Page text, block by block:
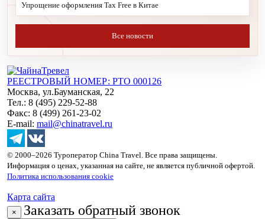
Упрощение оформления Tax Free в Китае
Все новости
РЕЕСТРОВЫЙ НОМЕР: РТО 000126
Москва, ул.Бауманская, 22
Тел.: 8 (495) 229-52-88
Факс: 8 (499) 261-23-02
E-mail: mail@chinatravel.ru
© 2000–2026 Туроператор China Travel. Все права защищены.
Информация о ценах, указанная на сайте, не является публичной офертой.
Политика использования cookie
Карта сайта
× Заказать обратный звонок